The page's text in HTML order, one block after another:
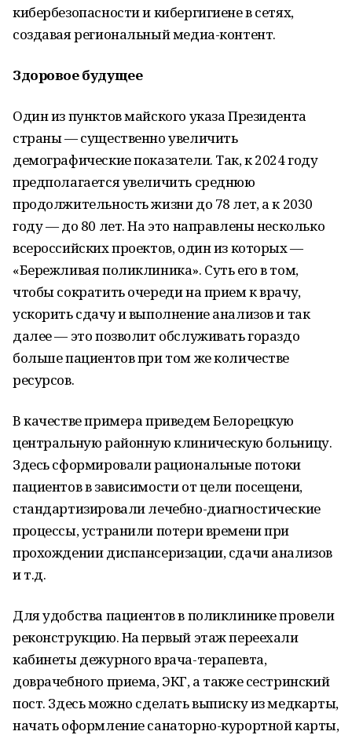
кибербезопасности и кибергигиене в сетях,
создавая региональный медиа-контент.
Здоровое будущее
Один из пунктов майского указа Президента
страны — существенно увеличить
демографические показатели. Так, к 2024 году
предполагается увеличить среднюю
продолжительность жизни до 78 лет, а к 2030
году — до 80 лет. На это направлены несколько
всероссийских проектов, один из которых —
«Бережливая поликлиника». Суть его в том,
чтобы сократить очереди на прием к врачу,
ускорить сдачу и выполнение анализов и так
далее — это позволит обслуживать гораздо
больше пациентов при том же количестве
ресурсов.
В качестве примера приведем Белорецкую
центральную районную клиническую больницу.
Здесь сформировали рациональные потоки
пациентов в зависимости от цели посещени,
стандартизировали лечебно-диагностические
процессы, устранили потери времени при
прохождении диспансеризации, сдачи анализов
и т.д.
Для удобства пациентов в поликлинике провели
реконструкцию. На первый этаж переехали
кабинеты дежурного врача-терапевта,
доврачебного приема, ЭКГ, а также сестринский
пост. Здесь можно сделать выписку из медкарты,
начать оформление санаторно-курортной карты,